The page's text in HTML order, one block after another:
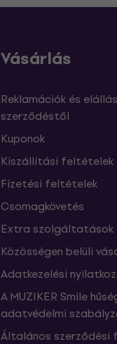
Vásárlás
Reklamációk és
szerződéstől
Kuponok
Kiszállítási feltételek
Fizetési feltételek
Csomagkövetés
Extra szolgáltatások
Közösségen belüli
Adatkezelési
A MUZIKER Smile
adatvédelmi
Általános